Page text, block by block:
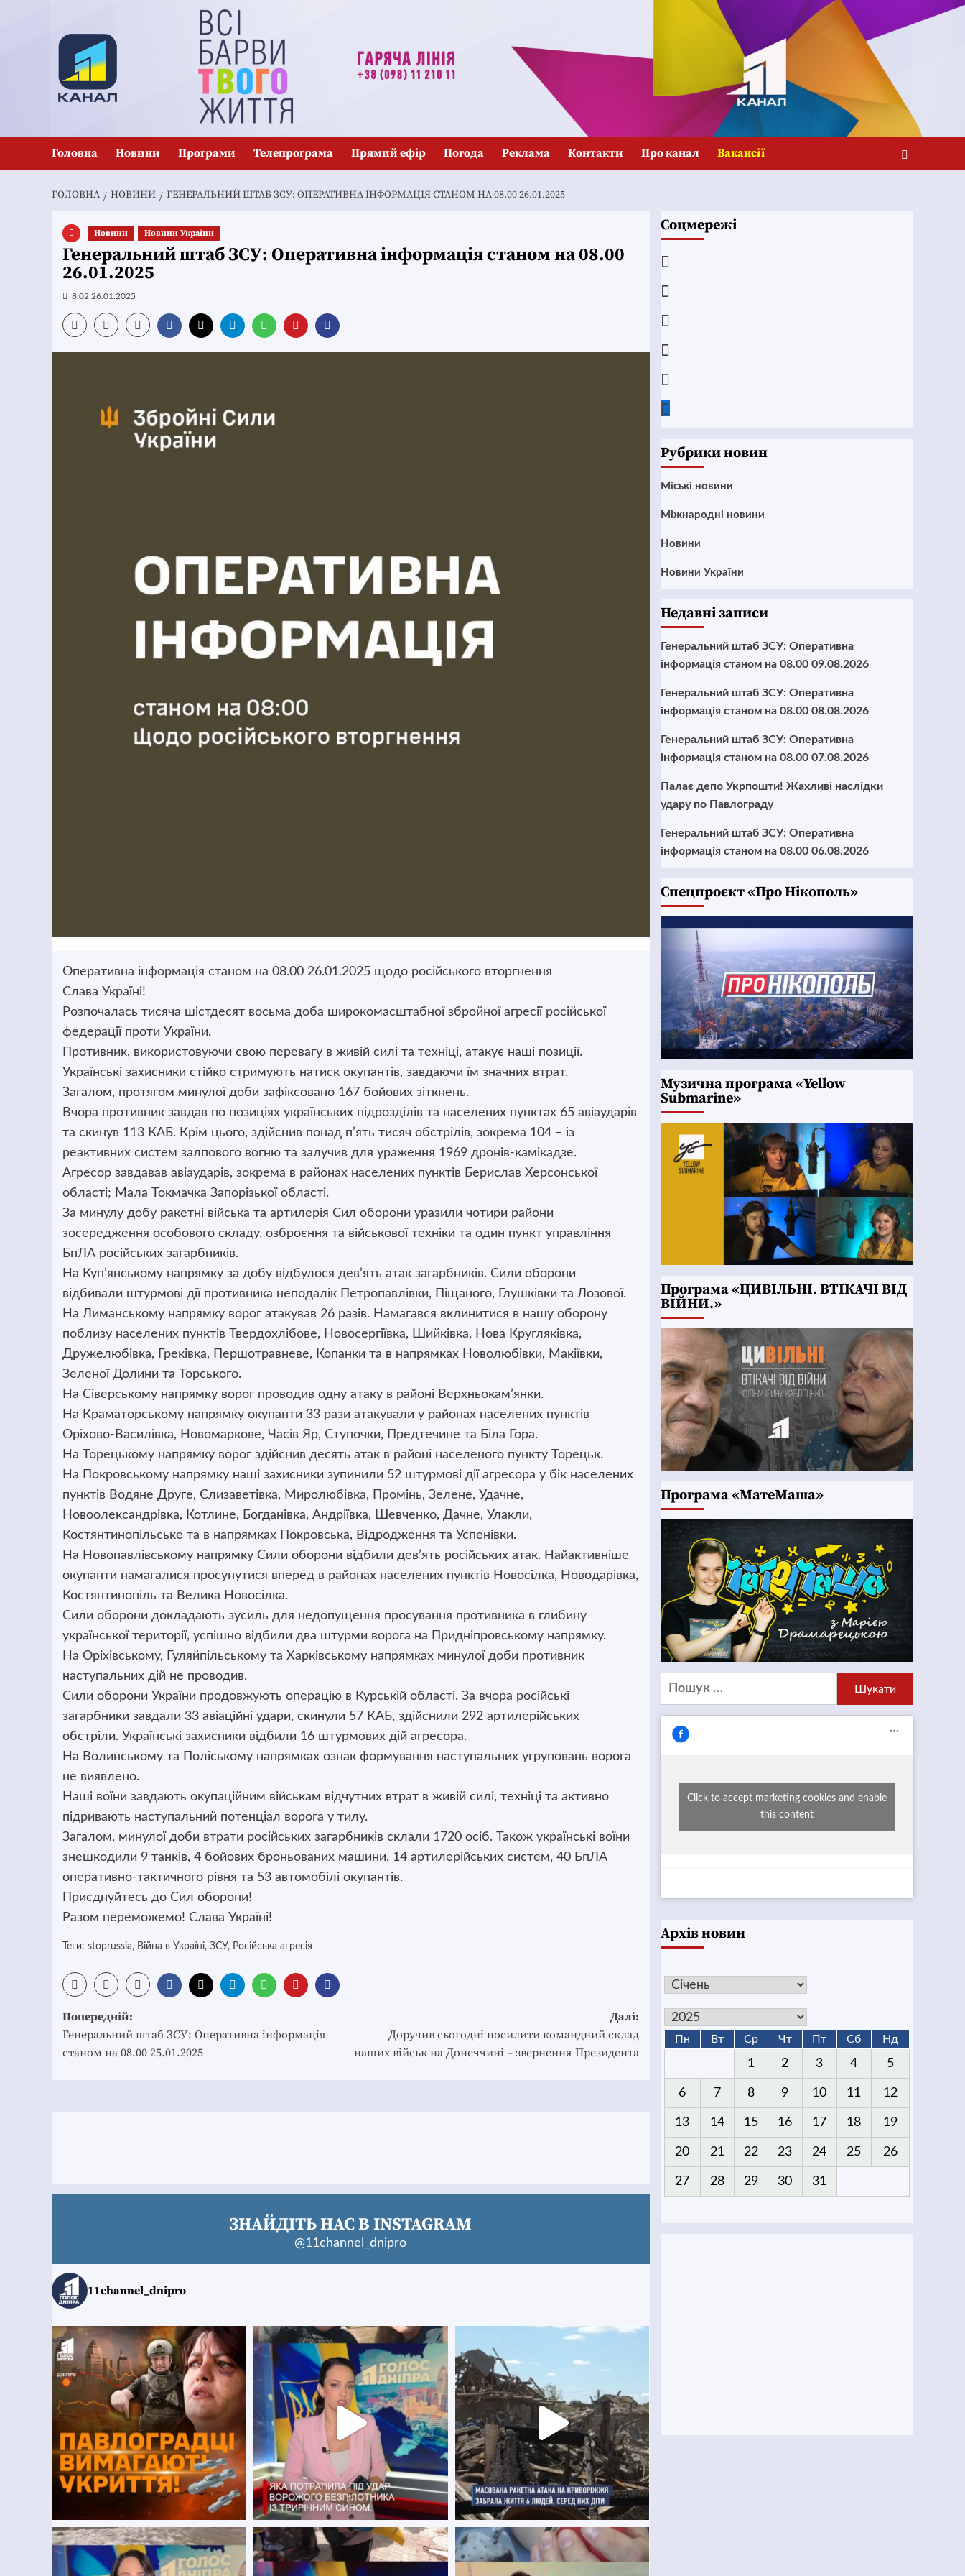
Головна Новини Програми Телепрограма Прямий ефір Погода Реклама Контакти Про канал Вакансії
ГОЛОВНА НОВИНИ ГЕНЕРАЛЬНИЙ ШТАБ ЗСУ: ОПЕРАТИВНА ІНФОРМАЦІЯ СТАНОМ НА 08.00 26.01.2025
Новини Новини України
Генеральний штаб ЗСУ: Оперативна інформація станом на 08.00
26.01.2025
8:02 26.01.2025
Оперативна інформація станом на 08.00 26.01.2025 щодо російського вторгнення
Слава Україні!
Розпочалась тисяча шістдесят восьма доба широкомасштабної збройної агресії російської
федерації проти України.
Противник, використовуючи свою перевагу в живій силі та техніці, атакує наші позиції.
Українські захисники стійко стримують натиск окупантів, завдаючи їм значних втрат.
Загалом, протягом минулої доби зафіксовано 167 бойових зіткнень.
Вчора противник завдав по позиціях українських підрозділів та населених пунктах 65 авіаударів
та скинув 113 КАБ. Крім цього, здійснив понад п’ять тисяч обстрілів, зокрема 104 – із
реактивних систем залпового вогню та залучив для ураження 1969 дронів-камікадзе.
Агресор завдавав авіаударів, зокрема в районах населених пунктів Берислав Херсонської
області; Мала Токмачка Запорізької області.
За минулу добу ракетні війська та артилерія Сил оборони уразили чотири райони
зосередження особового складу, озброєння та військової техніки та один пункт управління
БпЛА російських загарбників.
На Куп’янському напрямку за добу відбулося дев’ять атак загарбників. Сили оборони
відбивали штурмові дії противника неподалік Петропавлівки, Піщаного, Глушківки та Лозової.
На Лиманському напрямку ворог атакував 26 разів. Намагався вклинитися в нашу оборону
поблизу населених пунктів Твердохлібове, Новосергіївка, Шийківка, Нова Кругляківка,
Дружелюбівка, Греківка, Першотравневе, Копанки та в напрямках Новолюбівки, Макіївки,
Зеленої Долини та Торського.
На Сіверському напрямку ворог проводив одну атаку в районі Верхньокам’янки.
На Краматорському напрямку окупанти 33 рази атакували у районах населених пунктів
Оріхово-Василівка, Новомаркове, Часів Яр, Ступочки, Предтечине та Біла Гора.
На Торецькому напрямку ворог здійснив десять атак в районі населеного пункту Торецьк.
На Покровському напрямку наші захисники зупинили 52 штурмові дії агресора у бік населених
пунктів Водяне Друге, Єлизаветівка, Миролюбівка, Промінь, Зелене, Удачне,
Новоолександрівка, Котлине, Богданівка, Андріївка, Шевченко, Дачне, Улакли,
Костянтинопільське та в напрямках Покровська, Відродження та Успенівки.
На Новопавлівському напрямку Сили оборони відбили дев’ять російських атак. Найактивніше
окупанти намагалися просунутися вперед в районах населених пунктів Новосілка, Новодарівка,
Костянтинопіль та Велика Новосілка.
Сили оборони докладають зусиль для недопущення просування противника в глибину
української території, успішно відбили два штурми ворога на Придніпровському напрямку.
На Оріхівському, Гуляйпільському та Харківському напрямках минулої доби противник
наступальних дій не проводив.
Сили оборони України продовжують операцію в Курській області. За вчора російські
загарбники завдали 33 авіаційні удари, скинули 57 КАБ, здійснили 292 артилерійських
обстріли. Українські захисники відбили 16 штурмових дій агресора.
На Волинському та Поліському напрямках ознак формування наступальних угруповань ворога
не виявлено.
Наші воїни завдають окупаційним військам відчутних втрат в живій силі, техніці та активно
підривають наступальний потенціал ворога у тилу.
Загалом, минулої доби втрати російських загарбників склали 1720 осіб. Також українські воїни
знешкодили 9 танків, 4 бойових броньованих машини, 14 артилерійських систем, 40 БпЛА
оперативно-тактичного рівня та 53 автомобілі окупантів.
Приєднуйтесь до Сил оборони!
Разом переможемо! Слава Україні!
Теги: stoprussia, Війна в Україні, ЗСУ, Російська агресія
Post
navigation
Попередній:
Генеральний штаб ЗСУ: Оперативна інформація
станом на 08.00 25.01.2025
Далі:
Доручив сьогодні посилити командний склад
наших військ на Донеччині – звернення Президента
ЗНАЙДІТЬ НАС В INSTAGRAM
@11channel_dnipro
11channel_dnipro
Соцмережі
Рубрики новин
Mіські новини
Міжнародні новини
Новини
Новини України
Недавні записи
Генеральний штаб ЗСУ: Оперативна
інформація станом на 08.00 09.08.2026
Генеральний штаб ЗСУ: Оперативна
інформація станом на 08.00 08.08.2026
Генеральний штаб ЗСУ: Оперативна
інформація станом на 08.00 07.08.2026
Палає депо Укрпошти! Жахливі наслідки
удару по Павлограду
Генеральний штаб ЗСУ: Оперативна
інформація станом на 08.00 06.08.2026
Cпецпроєкт «Про Нікополь»
Музична програма «Yellow
Submarine»
Програма «ЦИВІЛЬНІ. ВТІКАЧІ ВІД
ВІЙНИ.»
Програма «МатеМаша»
Пошук:
Click to accept marketing cookies and enable
this content
Архів новин
Пн Вт Ср Чт Пт Сб Нд
1 2 3 4 5
6 7 8 9 10 11 12
13 14 15 16 17 18 19
20 21 22 23 24 25 26
27 28 29 30 31